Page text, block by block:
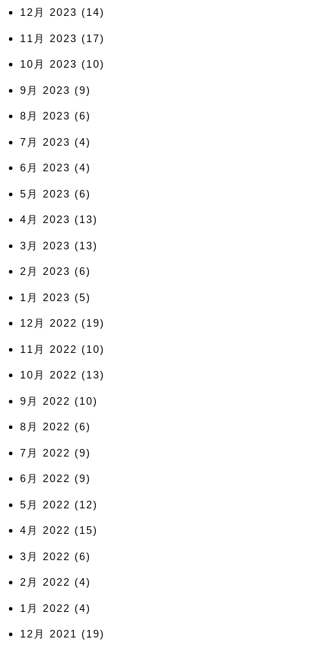
12月 2023 (14)
11月 2023 (17)
10月 2023 (10)
9月 2023 (9)
8月 2023 (6)
7月 2023 (4)
6月 2023 (4)
5月 2023 (6)
4月 2023 (13)
3月 2023 (13)
2月 2023 (6)
1月 2023 (5)
12月 2022 (19)
11月 2022 (10)
10月 2022 (13)
9月 2022 (10)
8月 2022 (6)
7月 2022 (9)
6月 2022 (9)
5月 2022 (12)
4月 2022 (15)
3月 2022 (6)
2月 2022 (4)
1月 2022 (4)
12月 2021 (19)